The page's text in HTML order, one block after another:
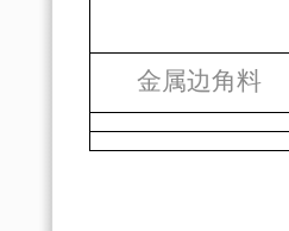
金属边角料